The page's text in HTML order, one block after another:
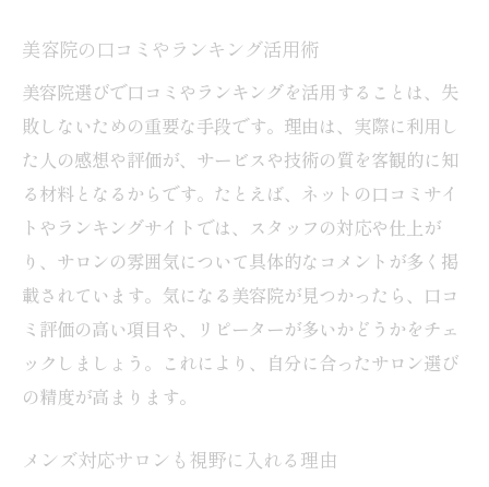
美容院の口コミやランキング活用術
美容院選びで口コミやランキングを活用することは、失
敗しないための重要な手段です。理由は、実際に利用し
た人の感想や評価が、サービスや技術の質を客観的に知
る材料となるからです。たとえば、ネットの口コミサイ
トやランキングサイトでは、スタッフの対応や仕上が
り、サロンの雰囲気について具体的なコメントが多く掲
載されています。気になる美容院が見つかったら、口コ
ミ評価の高い項目や、リピーターが多いかどうかをチェ
ックしましょう。これにより、自分に合ったサロン選び
の精度が高まります。
メンズ対応サロンも視野に入れる理由